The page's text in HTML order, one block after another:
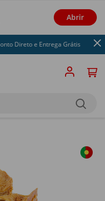
Abrir
Direto e Entrega Grátis